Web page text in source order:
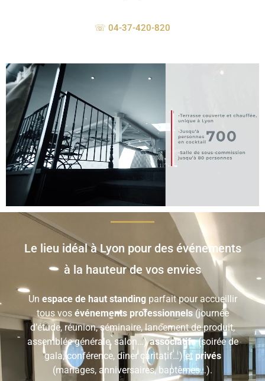
☏ 04-37-420-820
Le lieu idéal à Lyon pour des événements
à la hauteur de vos envies
Un espace de haut standingparfait pour accueillir
tous vos événements professionnels(journée
d’étude, réunion, séminaire, lancement de produit,
assemblée générale, salon…)associatifs(soirée de
gala, conférence, dîner caritatif…) et privés
(mariages, anniversaires, baptêmes…).